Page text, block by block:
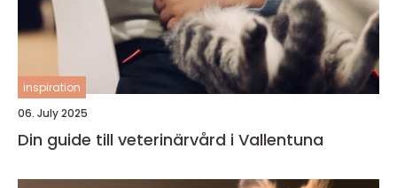
inspiration
06. July 2025
Din guide till veterinärvård i Vallentuna